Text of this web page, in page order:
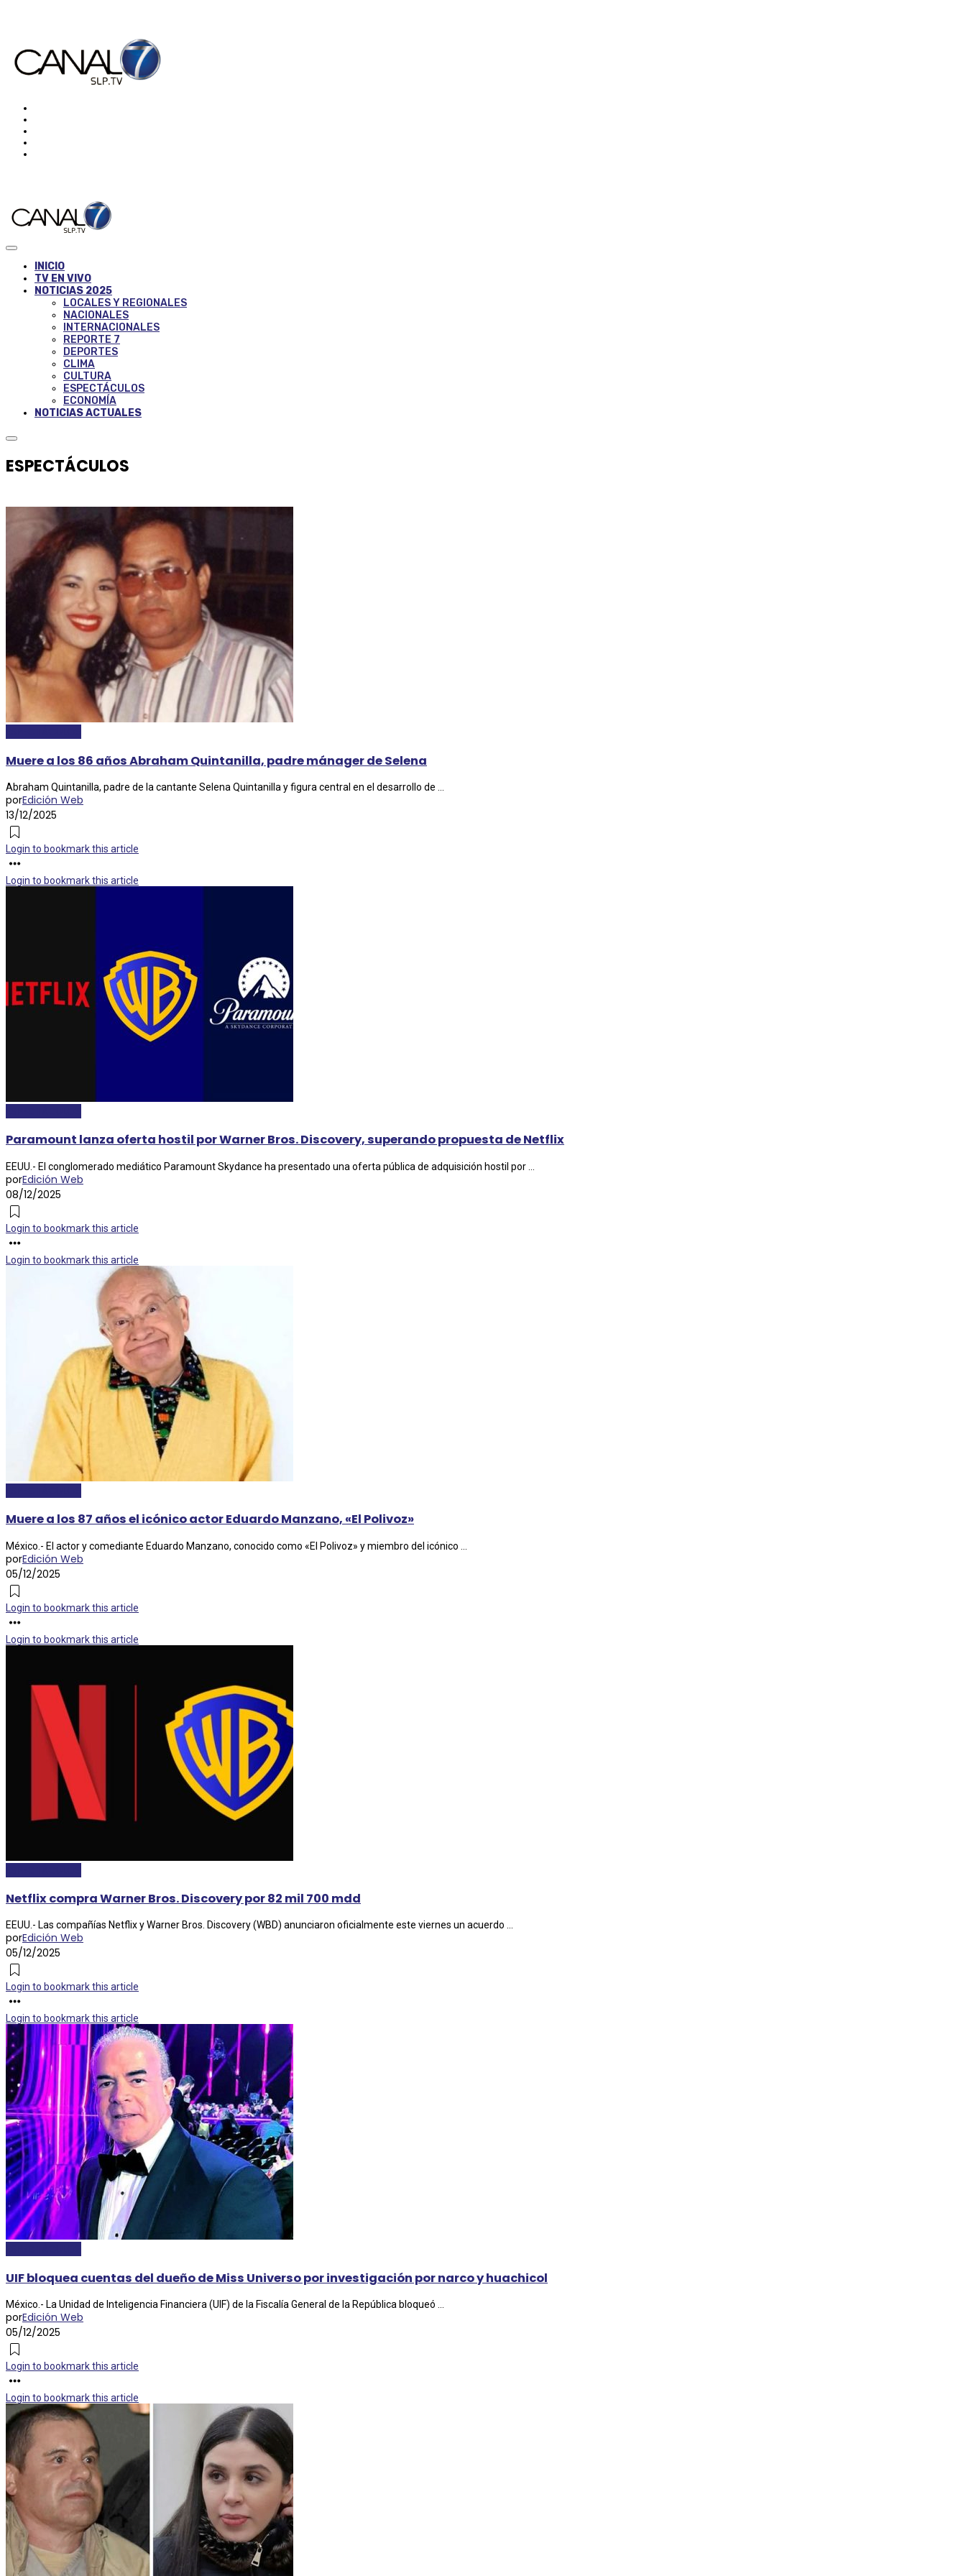
INICIO
TV EN VIVO
NOTICIAS 2025
LOCALES Y REGIONALES
NACIONALES
INTERNACIONALES
REPORTE 7
DEPORTES
CLIMA
CULTURA
ESPECTÁCULOS
ECONOMÍA
NOTICIAS ACTUALES
ESPECTÁCULOS
Muere a los 86 años Abraham Quintanilla, padre mánager de Selena
Abraham Quintanilla, padre de la cantante Selena Quintanilla y figura central en el desarrollo de ...
porEdición Web
13/12/2025
Login to bookmark this article
Login to bookmark this article
Paramount lanza oferta hostil por Warner Bros. Discovery, superando propuesta de Netflix
EEUU.- El conglomerado mediático Paramount Skydance ha presentado una oferta pública de adquisición hostil por ...
porEdición Web
08/12/2025
Login to bookmark this article
Login to bookmark this article
Muere a los 87 años el icónico actor Eduardo Manzano, «El Polivoz»
México.- El actor y comediante Eduardo Manzano, conocido como «El Polivoz» y miembro del icónico ...
porEdición Web
05/12/2025
Login to bookmark this article
Login to bookmark this article
Netflix compra Warner Bros. Discovery por 82 mil 700 mdd
EEUU.- Las compañías Netflix y Warner Bros. Discovery (WBD) anunciaron oficialmente este viernes un acuerdo ...
porEdición Web
05/12/2025
Login to bookmark this article
Login to bookmark this article
UIF bloquea cuentas del dueño de Miss Universo por investigación por narco y huachicol
México.- La Unidad de Inteligencia Financiera (UIF) de la Fiscalía General de la República bloqueó ...
porEdición Web
05/12/2025
Login to bookmark this article
Login to bookmark this article